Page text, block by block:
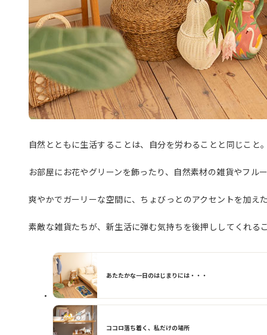
自然とともに生活することは、自分を労わることと同じこと
お部屋にお花やグリーンを飾ったり、自然素材の雑貨やフル
爽やかでガーリーな空間に、ちょびっとのアクセントを加え
素敵な雑貨たちが、新生活に弾む気持ちを後押ししてくれる
あたたかな一日のはじまりには・・・
ココロ落ち着く、私だけの場所